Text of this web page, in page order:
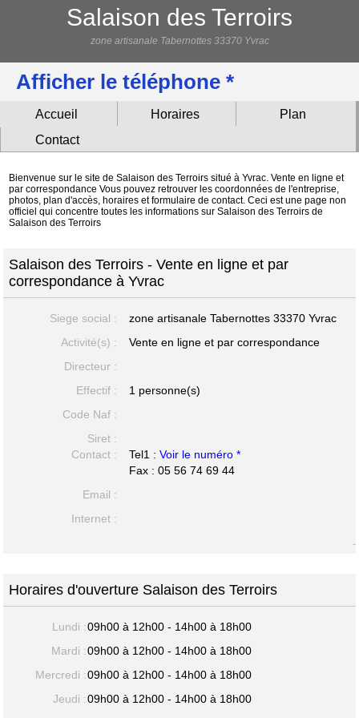
Salaison des Terroirs
zone artisanale Tabernottes 33370 Yvrac
Afficher le téléphone *
Accueil Horaires
Plan
Contact
Bienvenue sur le site de Salaison des Terroirs situé à Yvrac. Vente en ligne et
par correspondance Vous pouvez retrouver les coordonnées de l'entreprise,
photos, plan d'accès, horaires et formulaire de contact. Ceci est une page non
officiel qui concentre toutes les informations sur Salaison des Terroirs de
Salaison des Terroirs
Salaison des Terroirs - Vente en ligne et par
correspondance à Yvrac
Siege social : zone artisanale Tabernottes33370 Yvrac
Activité(s) :
Vente en ligne et par correspondance
Directeur :
Effectif :
1 personne(s)
Code Naf :
Siret :
Contact :
Tel1 :Voir le numéro *
Fax : 05 56 74 69 44
Email :
Internet :
-
Horaires d'ouverture Salaison des Terroirs
Lundi :09h00 à 12h00 - 14h00 à 18h00
Mardi :09h00 à 12h00 - 14h00 à 18h00
Mercredi :09h00 à 12h00 - 14h00 à 18h00
Jeudi :09h00 à 12h00 - 14h00 à 18h00